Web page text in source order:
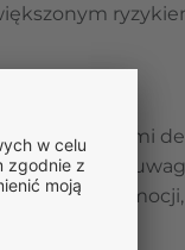
z objawami
Coraz więcej
regulację emocji,